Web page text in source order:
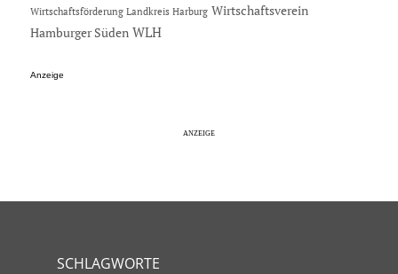
Wirtschaftsförderung Landkreis Harburg Wirtschaftsverein
Hamburger Süden WLH
Anzeige
SCHLAGWORTE